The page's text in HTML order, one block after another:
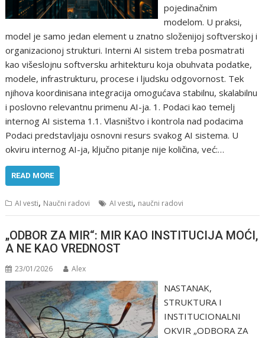
pojedinačnim
modelom. U praksi,
model je samo jedan element u znatno složenijoj softverskoj i
organizacionoj strukturi. Interni AI sistem treba posmatrati
kao višeslojnu softversku arhitekturu koja obuhvata podatke,
modele, infrastrukturu, procese i ljudsku odgovornost. Tek
njihova koordinisana integracija omogućava stabilnu, skalabilnu
i poslovno relevantnu primenu AI-ja. 1. Podaci kao temelj
internog AI sistema 1.1. Vlasništvo i kontrola nad podacima
Podaci predstavljaju osnovni resurs svakog AI sistema. U
okviru internog AI-ja, ključno pitanje nije količina, već:…
READ MORE
AI vesti, Naučni radovi AI vesti, naučni radovi
„ODBOR ZA MIR“: MIR KAO INSTITUCIJA MOĆI,
A NE KAO VREDNOST
23/01/2026 Alex
NASTANAK,
STRUKTURA I
INSTITUCIONALNI
OKVIR „ODBORA ZA